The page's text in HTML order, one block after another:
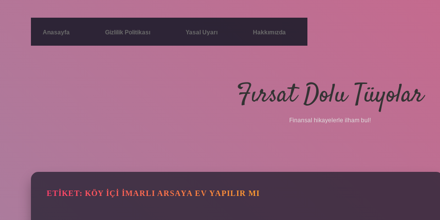
Anasayfa Gizlilik Politikası Yasal Uyarı Hakkımızda
Fırsat Dolu Tüyolar
Finansal hikayelerle ilham bul!
ETIKET: KÖY IÇI IMARLI ARSAYA EV YAPILIR MI